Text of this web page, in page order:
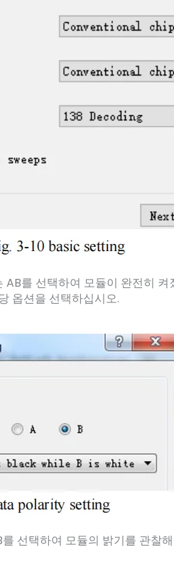
를 선택하여 모듈이 완전히 켜
옵션을 선택하십시오.
선택하여 모듈의 밝기를 관찰